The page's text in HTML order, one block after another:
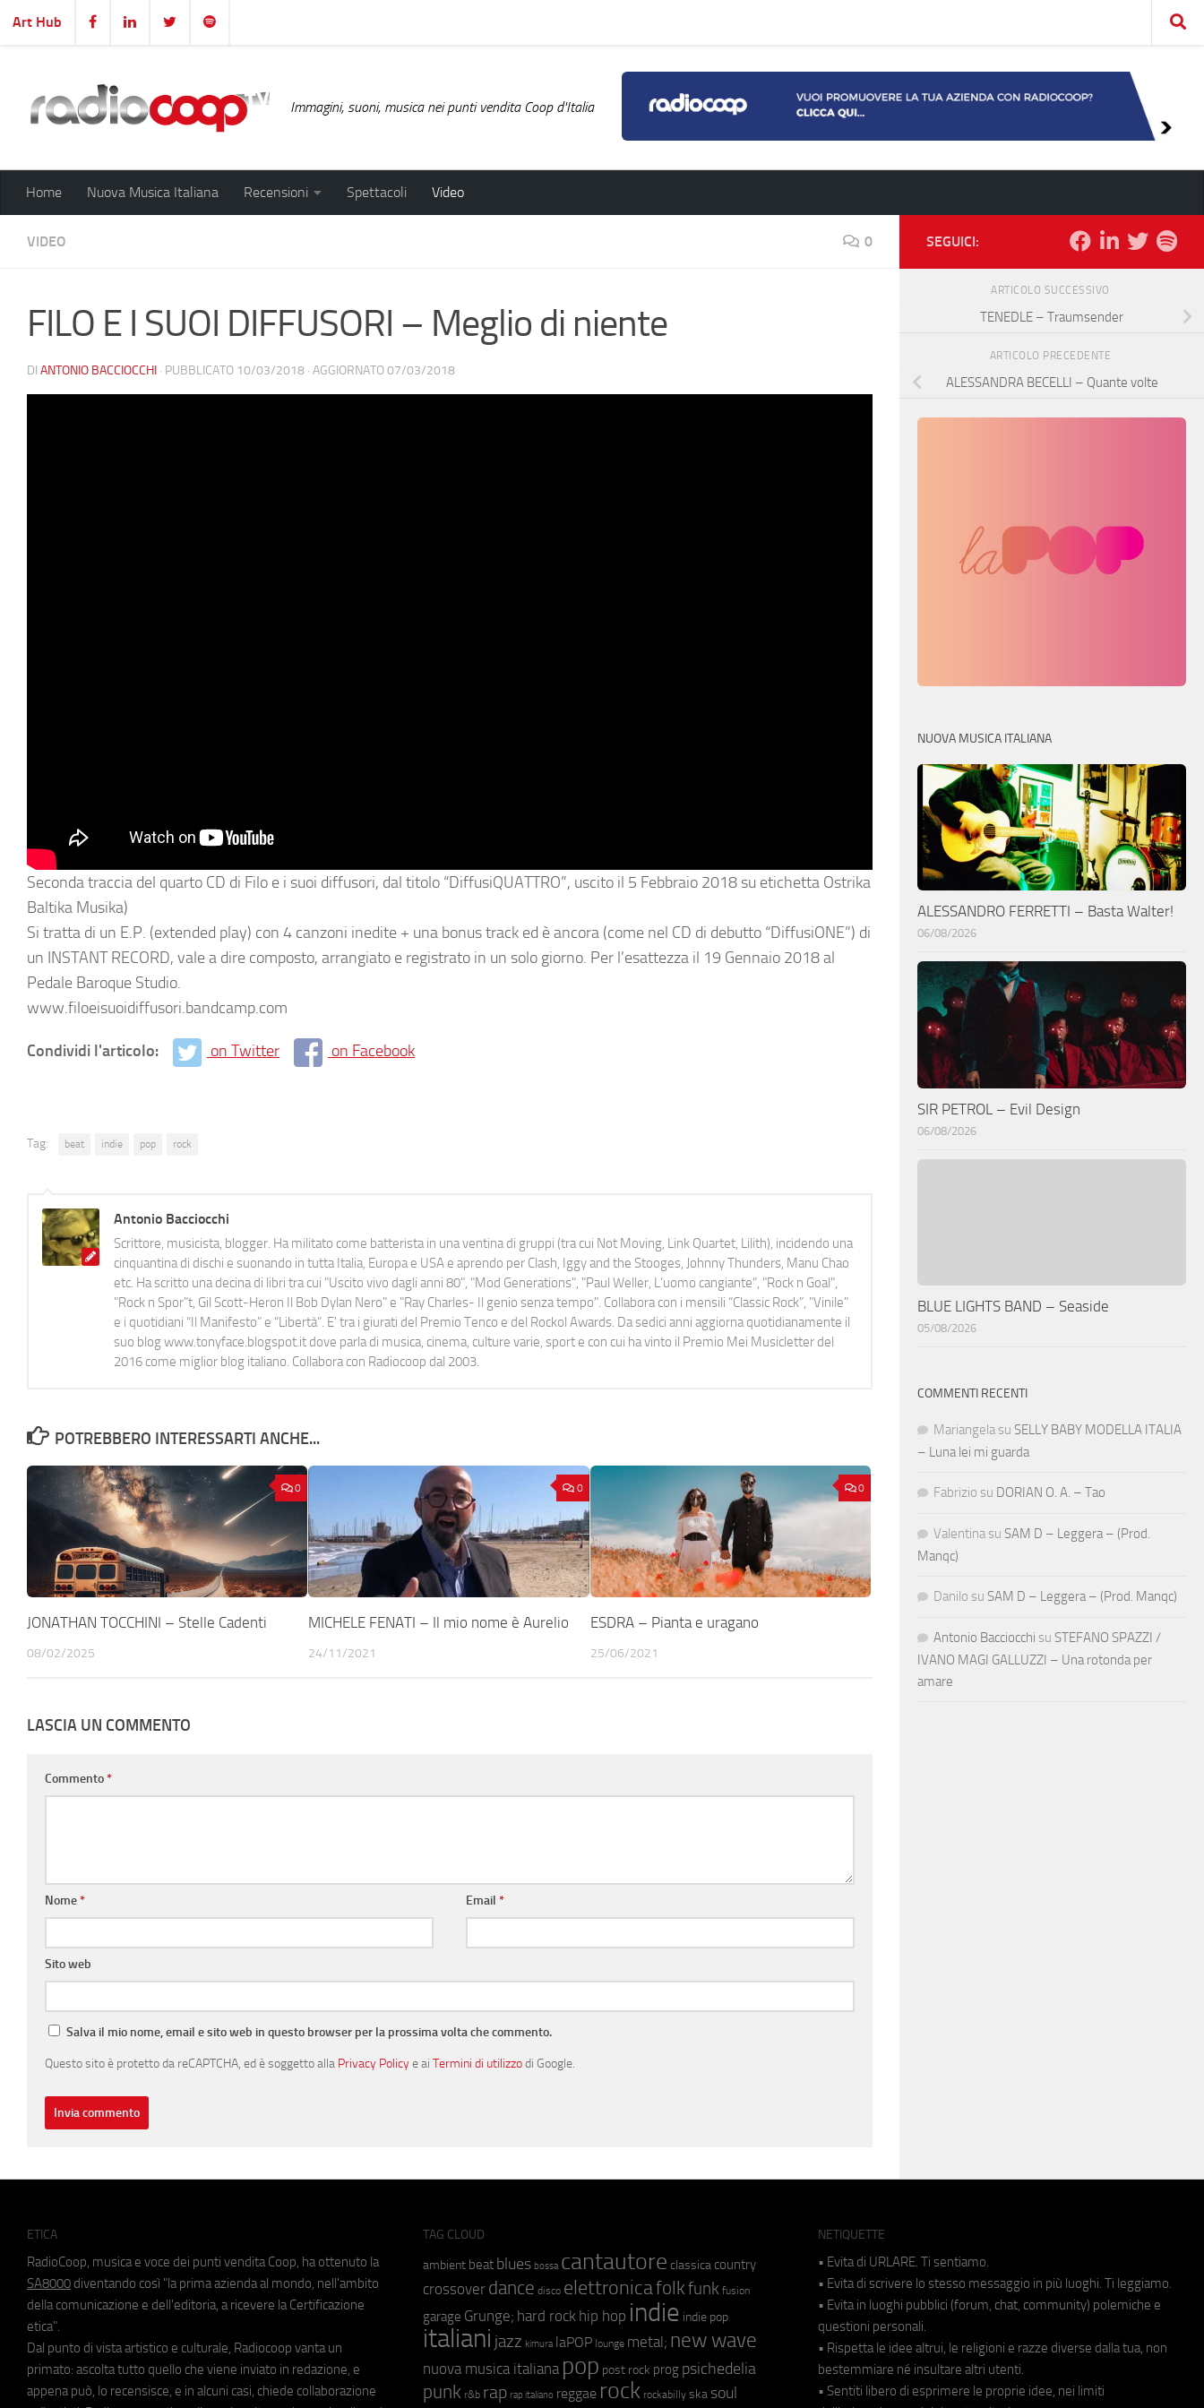
Salta al contenuto
Art Hub
Immagini, suoni, musica nei punti vendita Coop d'Italia
Home Nuova Musica Italiana Recensioni Spettacoli Video
VIDEO 0
FILO E I SUOI DIFFUSORI – Meglio di niente
DI ANTONIO BACCIOCCHI · PUBBLICATO 10/03/2018 · AGGIORNATO07/03/2018
Seconda traccia del quarto CD di Filo e i suoi diffusori, dal titolo “DiffusiQUATTRO”, uscito il 5 Febbraio 2018 su etichetta Ostrika
Baltika Musika)
Si tratta di un E.P. (extended play) con 4 canzoni inedite + una bonus track ed è ancora (come nel CD di debutto “DiffusiONE”) di
un INSTANT RECORD, vale a dire composto, arrangiato e registrato in un solo giorno. Per l’esattezza il 19 Gennaio 2018 al
Pedale Baroque Studio.
www.filoeisuoidiffusori.bandcamp.com
Condividi l'articolo: on Twitter on Facebook
Tag: beat indie pop rock
Antonio Bacciocchi
Scrittore, musicista, blogger. Ha militato come batterista in una ventina di gruppi (tra cui Not Moving, Link Quartet, Lilith), incidendo una
cinquantina di dischi e suonando in tutta Italia, Europa e USA e aprendo per Clash, Iggy and the Stooges, Johnny Thunders, Manu Chao
etc. Ha scritto una decina di libri tra cui "Uscito vivo dagli anni 80", "Mod Generations", "Paul Weller, L’uomo cangiante", "Rock n Goal",
"Rock n Spor"t, Gil Scott-Heron Il Bob Dylan Nero" e "Ray Charles- Il genio senza tempo". Collabora con i mensili “Classic Rock”, "Vinile"
e i quotidiani “Il Manifesto” e “Libertà”. E' tra i giurati del Premio Tenco e del Rockol Awards. Da sedici anni aggiorna quotidianamente il
suo blog www.tonyface.blogspot.it dove parla di musica, cinema, culture varie, sport e con cui ha vinto il Premio Mei Musicletter del
2016 come miglior blog italiano. Collabora con Radiocoop dal 2003.
POTREBBERO INTERESSARTI ANCHE...
0
JONATHAN TOCCHINI – Stelle Cadenti
08/02/2025
0
MICHELE FENATI – Il mio nome è Aurelio
24/11/2021
0
ESDRA – Pianta e uragano
25/06/2021
LASCIA UN COMMENTO
Commento*
Nome* Email*
Sito web
Salva il mio nome, email e sito web in questo browser per la prossima volta che commento.
Questo sito è protetto da reCAPTCHA, ed è soggetto alla Privacy Policye ai Termini di utilizzodi Google.
SEGUICI:
ARTICOLO SUCCESSIVO
TENEDLE – Traumsender
ARTICOLO PRECEDENTE
ALESSANDRA BECELLI – Quante volte
NUOVA MUSICA ITALIANA
ALESSANDRO FERRETTI – Basta Walter!
06/08/2026
SIR PETROL – Evil Design
06/08/2026
BLUE LIGHTS BAND – Seaside
05/08/2026
COMMENTI RECENTI
Mariangela su SELLY BABY MODELLA ITALIA
– Luna lei mi guarda
Fabrizio su DORIAN O. A. – Tao
Valentina su SAM D – Leggera – (Prod.
Manqc)
Danilo su SAM D – Leggera – (Prod. Manqc)
Antonio Bacciocchi su STEFANO SPAZZI /
IVANO MAGI GALLUZZI – Una rotonda per
amare
ETICA
RadioCoop, musica e voce dei punti vendita Coop, ha ottenuto la
SA8000 diventando così "la prima azienda al mondo, nell'ambito
della comunicazione e dell'editoria, a ricevere la Certificazione
etica".
Dal punto di vista artistico e culturale, Radiocoop vanta un
primato: ascolta tutto quello che viene inviato in redazione, e
appena può, lo recensisce, e in alcuni casi, chiede collaborazione
TAG CLOUD
ambient beat blues bossa cantautore classica country
crossover dance disco elettronicafolkfunk fusion
garage Grunge; hard rock hip hop indie indie pop
italiani jazz kimura laPOP lounge metal; new wave
nuova musica italiana pop post rock prog psichedelia
punk r&b rap rap italiano reggae rock rockabilly ska soul
NETIQUETTE
• Evita di URLARE. Ti sentiamo.
• Evita di scrivere lo stesso messaggio in più luoghi. Ti leggiamo.
• Evita in luoghi pubblici (forum, chat, community) polemiche e
questioni personali.
• Rispetta le idee altrui, le religioni e razze diverse dalla tua, non
bestemmiare né insultare altri utenti.
• Sentiti libero di esprimere le proprie idee, nei limiti